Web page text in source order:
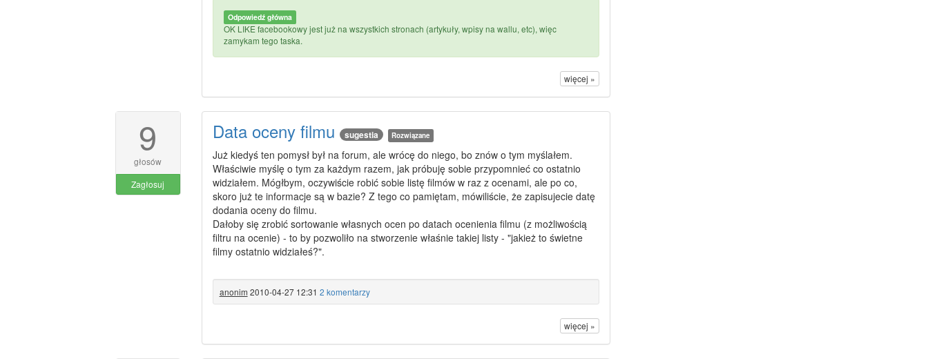
Odpowiedź główna
OK LIKE facebookowy jest już na wszystkich stronach (artykuły, wpisy na wallu, etc), więc
zamykam tego taska.
więcej »
9
głosów
Zagłosuj
Data oceny filmu sugestia Rozwiązane
Już kiedyś ten pomysł był na forum, ale wrócę do niego, bo znów o tym myślałem.
Właściwie myślę o tym za każdym razem, jak próbuję sobie przypomnieć co ostatnio
widziałem. Mógłbym, oczywiście robić sobie listę filmów w raz z ocenami, ale po co,
skoro już te informacje są w bazie? Z tego co pamiętam, mówiliście, że zapisujecie datę
dodania oceny do filmu.
Dałoby się zrobić sortowanie własnych ocen po datach ocenienia filmu (z możliwością
filtru na ocenie) - to by pozwoliło na stworzenie właśnie takiej listy - "jakież to świetne
filmy ostatnio widziałeś?".
anonim 2010-04-27 12:31 2 komentarzy
więcej »